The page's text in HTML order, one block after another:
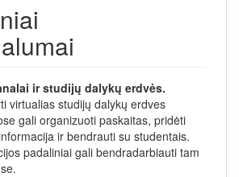
ir studijų dalykų erdvės.
virtualias studijų dalykų erdves
gali organizuoti paskaitas, pridėti
ir bendrauti su studentais.
padaliniai gali bendradarbiauti tam